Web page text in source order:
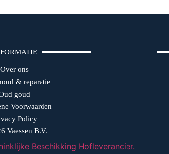
Over ons
& reparatie
goud
Voorwaarden
Policy
Vaessen B.V.